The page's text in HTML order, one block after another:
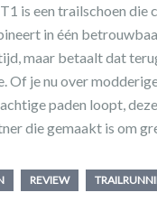
is een trailschoen die
in één
maar betaalt dat
Of je nu over
paden loopt,
die gemaakt is om
REVIEW